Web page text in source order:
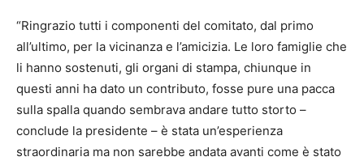
“Ringrazio tutti i componenti del comitato, dal primo
all’ultimo, per la vicinanza e l’amicizia. Le loro famiglie che
li hanno sostenuti, gli organi di stampa, chiunque in
questi anni ha dato un contributo, fosse pure una pacca
sulla spalla quando sembrava andare tutto storto –
conclude la presidente – è stata un’esperienza
straordinaria ma non sarebbe andata avanti come è stato